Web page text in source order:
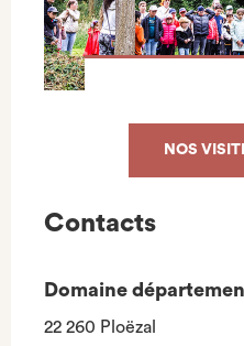
NOS
Contacts
Domaine
22 260 Ploëzal